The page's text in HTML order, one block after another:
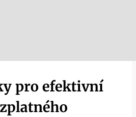
pro efektivní